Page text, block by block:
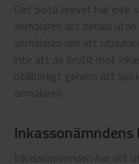
Det sista brevet har inte
anmälaren att betala
anmälaren om att
inte att de brutit mot
otillbörligt genom att
anmälaren.
Inkassonämnden har att